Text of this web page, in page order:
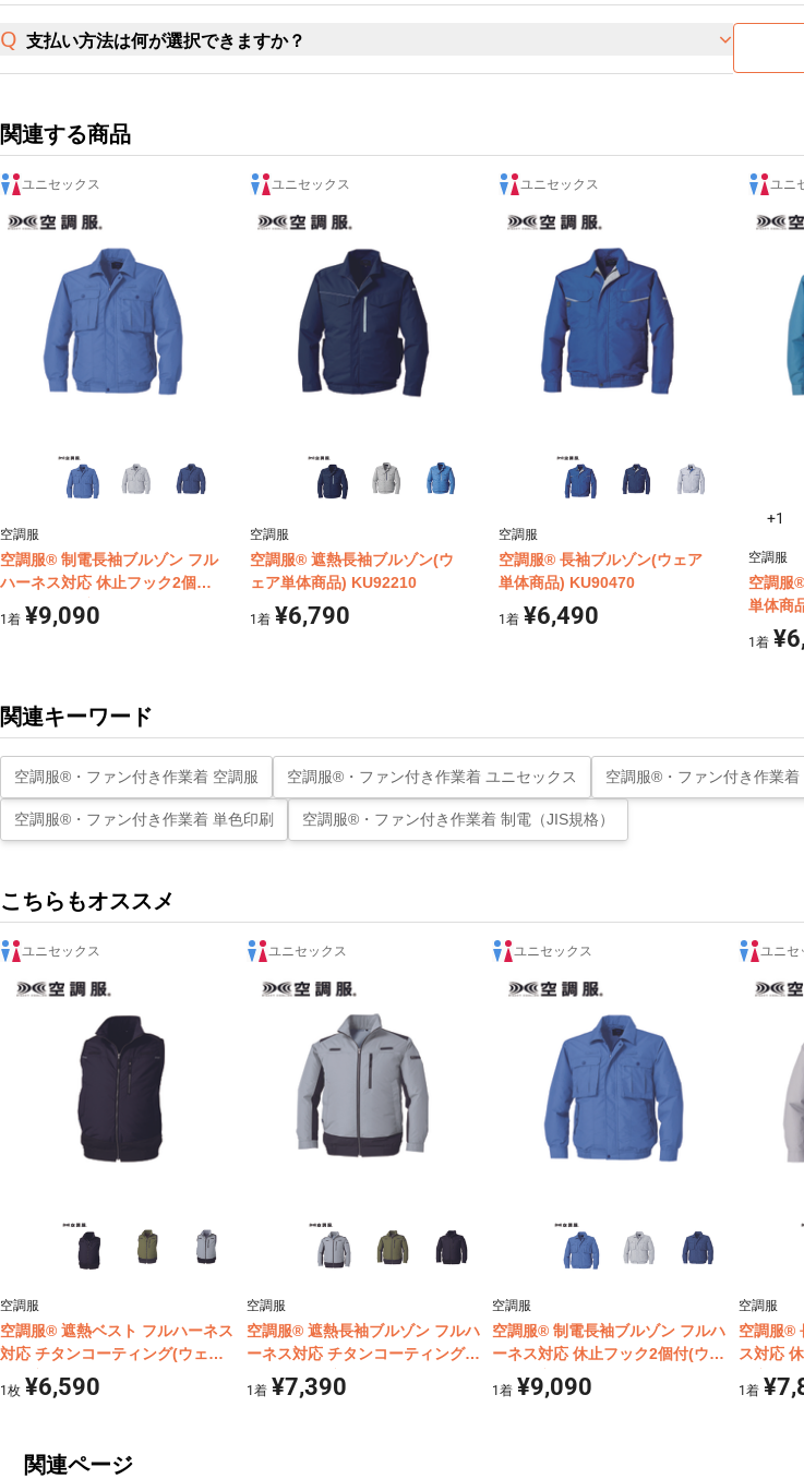
支払い方法は何が選択できますか？
関連する商品
ユニセックス
空調服
空調服® 制電長袖ブルゾン フル
ハーネス対応 休止フック2個付
(ウェア単体商品) KU92100
1 着 ¥9,090
ユニセックス
空調服
空調服® 遮熱長袖ブルゾン(ウ
ェア単体商品) KU92210
1 着 ¥6,790
ユニセックス
空調服
空調服® 長袖ブルゾン(ウェア
単体商品) KU90470
1着 ¥6,490
ユニ
+1
空調服
空調服
単体商
1 着
関連キーワード
空調服®・ファン付き作業着 空調服 空調服®・ファン付き作業着 ユニセックス 空調服®・ファン付き作業着
空調服®・ファン付き作業着 単色印刷 空調服®・ファン付き作業着 制電（JIS規格）
こちらもオススメ
ユニセックス
空調服
空調服® 遮熱ベスト フルハーネス
対応 チタンコーティング(ウェア
単体商品) KU92120
1 枚 ¥6,590
ユニセックス
空調服
空調服® 遮熱長袖ブルゾン フルハ
ーネス対応 チタンコーティング
(ウェア単体商品) KU92110
1 着 ¥7,390
ユニセックス
空調服
空調服® 制電長袖ブルゾン フルハ
ーネス対応 休止フック2個付(ウェ
ア単体商品) KU92100
1着 ¥9,090
ユニセ
空調服
空調服®
ス対応
体商品)
1 着
関連ページ